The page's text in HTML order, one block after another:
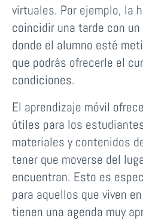
virtuales. Por ejemplo, la
coincidir una tarde con
donde el alumno esté
que podrás ofrecerle el
condiciones.
El aprendizaje móvil
útiles para los
materiales y contenidos
tener que moverse del
encuentran. Esto es
para aquellos que viven
tienen una agenda muy